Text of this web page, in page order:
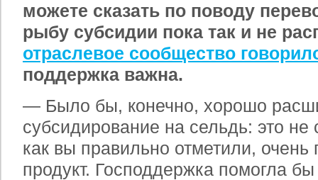
можете сказать по поводу
рыбу субсидии пока так и не
отраслевое сообщество
поддержка важна.
— Было бы, конечно, хорошо
субсидирование на сельдь: это
как вы правильно отметили,
продукт. Господдержка помогла